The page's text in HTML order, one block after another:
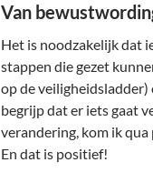
Van
Het is noodzakelijk dat
stappen die gezet
op de veiligheidsladder)
begrijp dat er iets gaat
verandering, kom ik
En dat is positief!